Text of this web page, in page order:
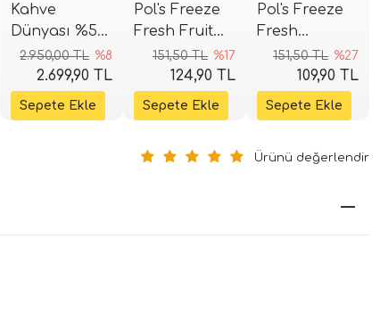
Kahve
Dünyası %50
Fındık
Kreması
(Pralin) Kova
2,5 kg
2.950,00 TL %8
2.699,90 TL
Pol's Freeze
Fresh Fruit
Mix
Dondurularak
Kurutulmuş
Karışık
151,50 TL %17
124,90 TL
Pol's Freeze
Fresh
Dondurularak
Kurutulmuş
Çilek (Freeze
Dried) 15 gr
151,50 TL %27
109,90 TL
Ürünü değerlendir